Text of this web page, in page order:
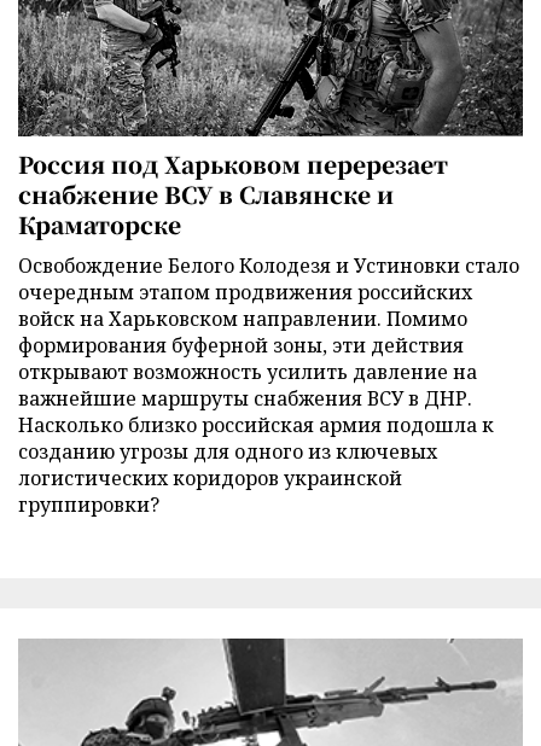
Россия под Харьковом перерезает
снабжение ВСУ в Славянске и
Краматорске
Освобождение Белого Колодезя и Устиновки стало
очередным этапом продвижения российских
войск на Харьковском направлении. Помимо
формирования буферной зоны, эти действия
открывают возможность усилить давление на
важнейшие маршруты снабжения ВСУ в ДНР.
Насколько близко российская армия подошла к
созданию угрозы для одного из ключевых
логистических коридоров украинской
группировки?